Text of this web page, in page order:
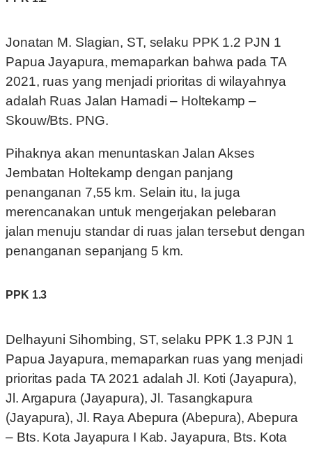
Jonatan M. Slagian, ST, selaku PPK 1.2 PJN 1
Papua Jayapura, memaparkan bahwa pada TA
2021, ruas yang menjadi prioritas di wilayahnya
adalah Ruas Jalan Hamadi – Holtekamp –
Skouw/Bts. PNG.
Pihaknya akan menuntaskan Jalan Akses
Jembatan Holtekamp dengan panjang
penanganan 7,55 km. Selain itu, Ia juga
merencanakan untuk mengerjakan pelebaran
jalan menuju standar di ruas jalan tersebut dengan
penanganan sepanjang 5 km.
PPK 1.3
Delhayuni Sihombing, ST, selaku PPK 1.3 PJN 1
Papua Jayapura, memaparkan ruas yang menjadi
prioritas pada TA 2021 adalah Jl. Koti (Jayapura),
Jl. Argapura (Jayapura), Jl. Tasangkapura
(Jayapura), Jl. Raya Abepura (Abepura), Abepura
– Bts. Kota Jayapura I Kab. Jayapura, Bts. Kota